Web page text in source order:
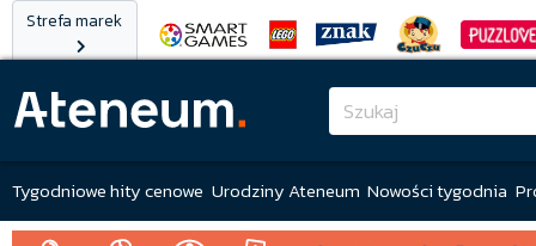
Strefa marek
Tygodniowe hity cenowe Urodziny Ateneum Nowości tygodnia